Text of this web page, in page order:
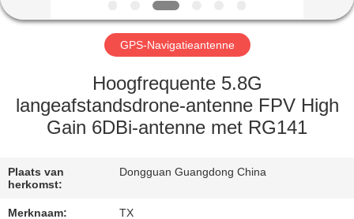
FABRIEKSREIS
KWALITEITSCONTROLE
CONTACTEER
GPS-Navigatieantenne
Hoogfrequente 5.8G
langeafstandsdrone-antenne FPV High
Gain 6DBi-antenne met RG141
Plaats van
herkomst:
Dongguan Guangdong China
Merknaam: TX